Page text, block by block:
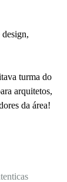
design,
turma do
arquitetos,
da área!